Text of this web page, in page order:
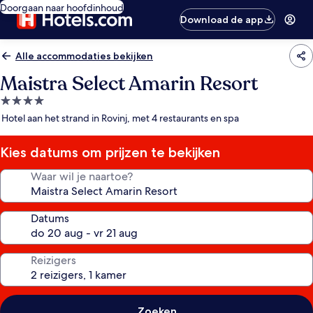
Doorgaan naar hoofdinhoud
Download de app
Alle accommodaties bekijken
Maistra Select Amarin Resort
4.0-
sterrenaccommodatie
Hotel aan het strand in Rovinj, met 4 restaurants en spa
Kies datums om prijzen te bekijken
Waar wil je naartoe?
Datums
Reizigers